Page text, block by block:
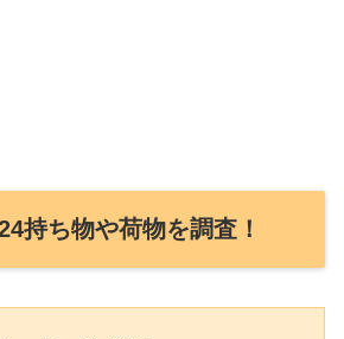
持ち物や荷物を調査！